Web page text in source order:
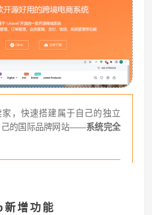
家，快速搭建属于自己的独立
己的国际品牌网站——系统完全
增功能